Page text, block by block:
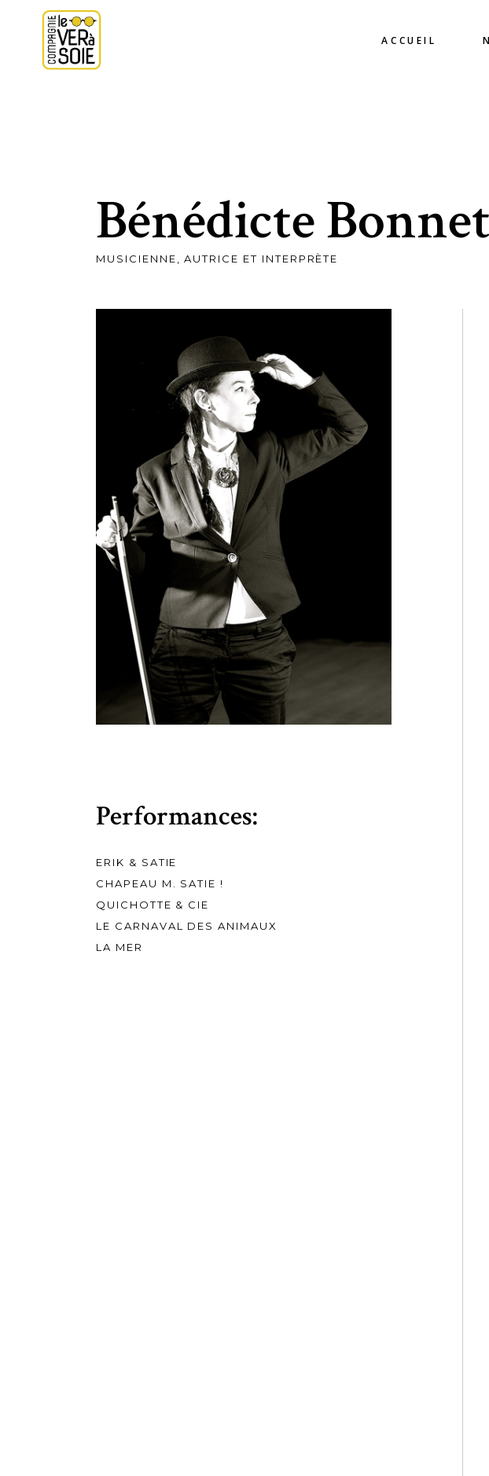
ACCUEIL
Bénédicte Bonnet
MUSICIENNE, AUTRICE ET INTERPRÈTE
Performances:
ERIK & SATIE
CHAPEAU M. SATIE !
QUICHOTTE & CIE
LE CARNAVAL DES ANIMAUX
LA MER